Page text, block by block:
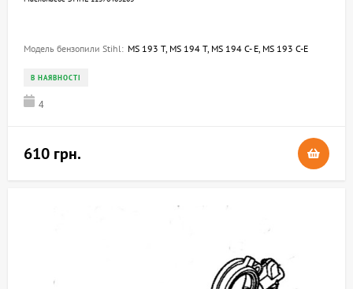
Модель бензопили Stihl: MS 193 T, MS 194 T, MS 194 C- E, MS 193 C-E
В НАЯВНОСТІ
4
610 грн.